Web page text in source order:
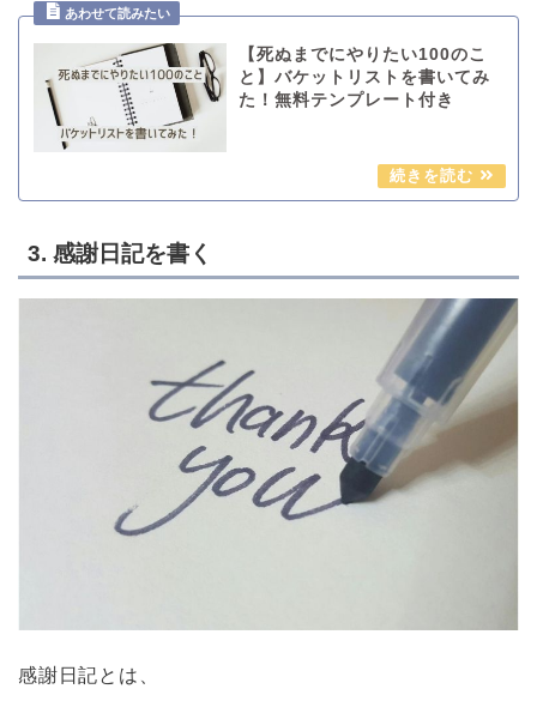
【死ぬまでにやりたい100のこ
と】バケットリストを書いてみ
た！無料テンプレート付き
3. 感謝日記を書く
感謝日記とは、